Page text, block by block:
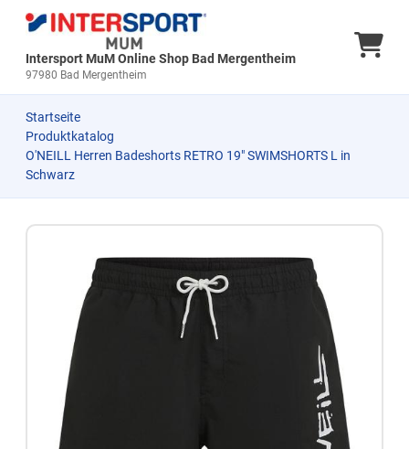
Intersport MuM Online Shop Bad Mergentheim
97980 Bad Mergentheim
Startseite
Produktkatalog
O'NEILL Herren Badeshorts RETRO 19" SWIMSHORTS L in
Schwarz